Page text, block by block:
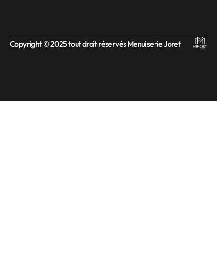
Copyright © 2025 tout droit réservés Menuiserie Joret